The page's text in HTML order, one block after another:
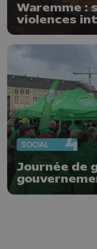
Waremme :
violences
SOCIAL
Journée de